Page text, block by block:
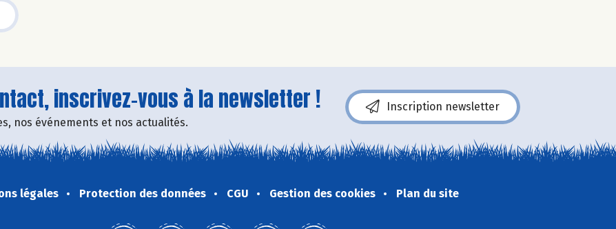
inscrivez-vous à la newsletter !
nos événements et nos actualités.
Inscription newsletter
légales Protection des données CGU Gestion des cookies Plan du site